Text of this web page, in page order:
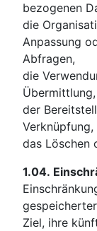
bezogenen
die
Anpassung
Abfragen,
die
der
Verknüpfung,
das Löschen
1.04.
Ziel, ihre